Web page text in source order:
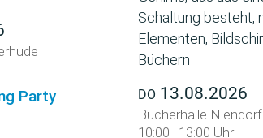
Party DO 13.08.2026
Bücherhalle Niendorf
10:00–13:00 Uhr